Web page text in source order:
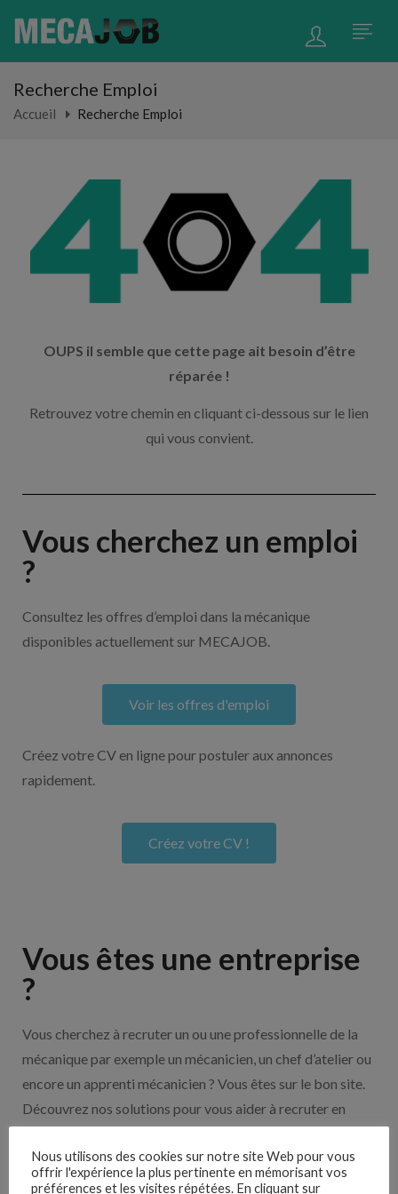
Recherche Emploi
Accueil Recherche Emploi
OUPS il semble que cette page ait besoin d’être
réparée !
Retrouvez votre chemin en cliquant ci-dessous sur le lien
qui vous convient.
Vous cherchez un emploi
?
Consultez les offres d’emploi dans la mécanique
disponibles actuellement sur MECAJOB.
Voir les offres d'emploi
Créez votre CV en ligne pour postuler aux annonces
rapidement.
Créez votre CV !
Vous êtes une entreprise
?
Vous cherchez à recruter un ou une professionnelle de la
mécanique par exemple un mécanicien, un chef d’atelier ou
encore un apprenti mécanicien ? Vous êtes sur le bon site.
Découvrez nos solutions pour vous aider à recruter en
Nous utilisons des cookies sur notre site Web pour vous
offrir l'expérience la plus pertinente en mémorisant vos
préférences et les visites répétées. En cliquant sur